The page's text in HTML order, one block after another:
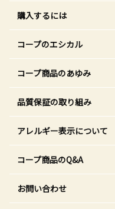
購入するには
コープのエシカル
コープ商品のあゆみ
品質保証の取り組み
アレルギー表示について
コープ商品のQ&A
お問い合わせ